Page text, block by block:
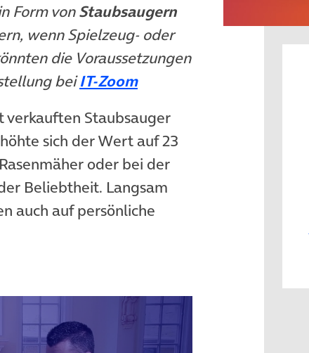
Form vonStaubsaugern
wenn Spielzeug- oder
die Voraussetzungen
beiIT-Zoom(öffnet in neuem Tab)
Staubsauger
sich der Wert auf 23
oder bei der
Beliebtheit. Langsam
auch auf persönliche